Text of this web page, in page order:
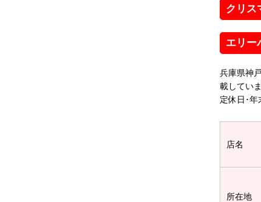
クリス
エリー
兵庫県神
載してい
定休日･年
店名
所在地